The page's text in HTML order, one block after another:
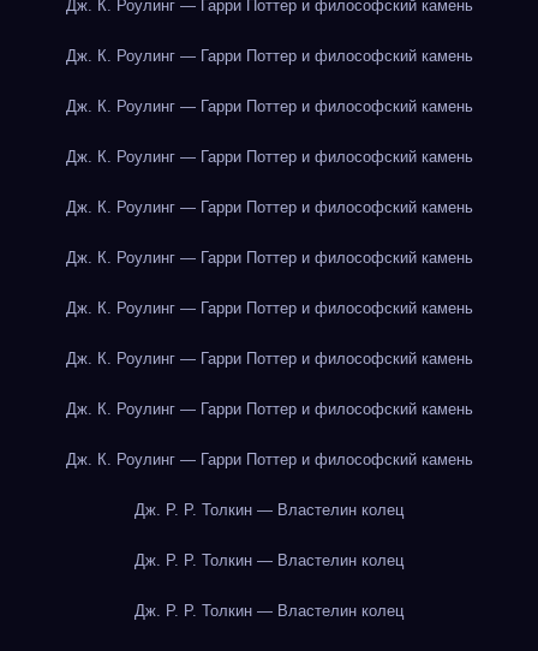
Дж. К. Роулинг — Гарри Поттер и философский камень
Дж. К. Роулинг — Гарри Поттер и философский камень
Дж. К. Роулинг — Гарри Поттер и философский камень
Дж. К. Роулинг — Гарри Поттер и философский камень
Дж. К. Роулинг — Гарри Поттер и философский камень
Дж. К. Роулинг — Гарри Поттер и философский камень
Дж. К. Роулинг — Гарри Поттер и философский камень
Дж. К. Роулинг — Гарри Поттер и философский камень
Дж. К. Роулинг — Гарри Поттер и философский камень
Дж. К. Роулинг — Гарри Поттер и философский камень
Дж. Р. Р. Толкин — Властелин колец
Дж. Р. Р. Толкин — Властелин колец
Дж. Р. Р. Толкин — Властелин колец